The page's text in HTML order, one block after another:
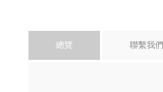
總覽 聯繫我們